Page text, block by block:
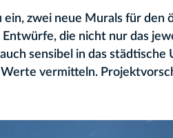
zwei neue Murals für den
die nicht nur das
sensibel in das städtische
vermitteln.